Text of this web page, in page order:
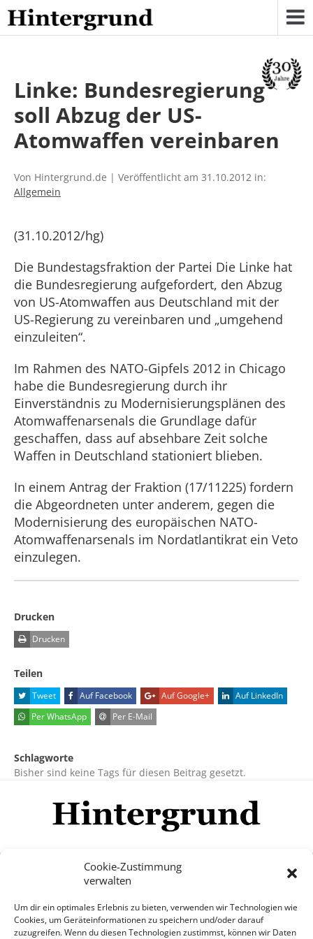
Cookie-Zustimmung
verwalten
Um dir ein optimales Erlebnis zu bieten, verwenden wir Technologien wie
Cookies, um Geräteinformationen zu speichern und/oder darauf
zuzugreifen. Wenn du diesen Technologien zustimmst, können wir Daten
Skip
to
content
Linke: Bundesregierung
soll Abzug der US-
Atomwaffen vereinbaren
Von Hintergrund.de | Veröffentlicht am 31.10.2012 in:
Allgemein
(31.10.2012/hg)
Die Bundestagsfraktion der Partei Die Linke hat
die Bundesregierung aufgefordert, den Abzug
von US-Atomwaffen aus Deutschland mit der
US-Regierung zu vereinbaren und „umgehend
einzuleiten“.
Im Rahmen des NATO-Gipfels 2012 in Chicago
habe die Bundesregierung durch ihr
Einverständnis zu Modernisierungsplänen des
Atomwaffenarsenals die Grundlage dafür
geschaffen, dass auf absehbare Zeit solche
Waffen in Deutschland stationiert blieben.
In einem Antrag der Fraktion (17/11225) fordern
die Abgeordneten unter anderem, gegen die
Modernisierung des europäischen NATO-
Atomwaffenarsenals im Nordatlantikrat ein Veto
einzulegen.
Drucken
Drucken
Teilen
Tweet Auf Facebook Auf Google+
Auf LinkedIn
Per WhatsApp
Per E-Mail
Schlagworte
Bisher sind keine Tags für diesen Beitrag gesetzt.
Mehr